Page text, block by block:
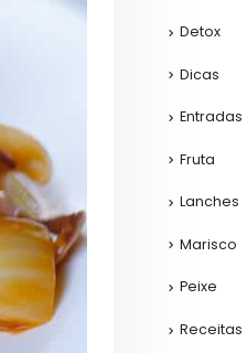
Detox
Dicas
Entradas
Fruta
Lanches
Marisco
Peixe
Receitas